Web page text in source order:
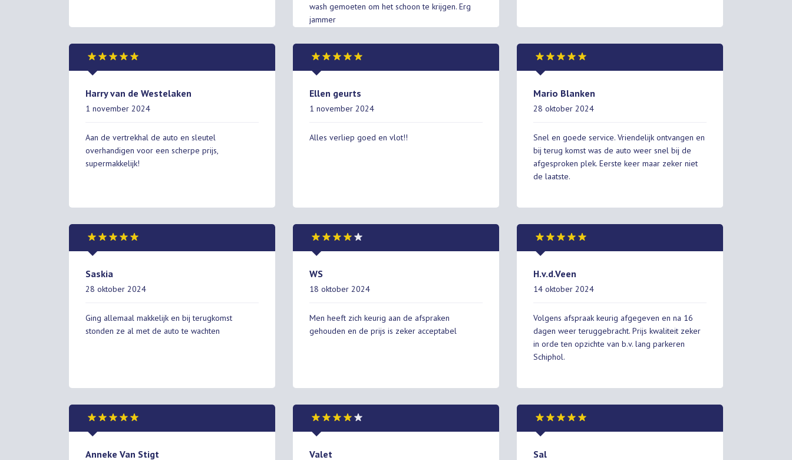
wash gemoeten om het schoon te krijgen. Erg
jammer
Harry van de Westelaken
1 november 2024
Aan de vertrekhal de auto en sleutel
overhandigen voor een scherpe prijs,
supermakkelijk!
Ellen geurts
1 november 2024
Alles verliep goed en vlot!!
Mario Blanken
28 oktober 2024
Snel en goede service. Vriendelijk ontvangen en
bij terug komst was de auto weer snel bij de
afgesproken plek. Eerste keer maar zeker niet
de laatste.
Saskia
28 oktober 2024
Ging allemaal makkelijk en bij terugkomst
stonden ze al met de auto te wachten
WS
18 oktober 2024
Men heeft zich keurig aan de afspraken
gehouden en de prijs is zeker acceptabel
H.v.d.Veen
14 oktober 2024
Volgens afspraak keurig afgegeven en na 16
dagen weer teruggebracht. Prijs kwaliteit zeker
in orde ten opzichte van b.v. lang parkeren
Schiphol.
Anneke Van Stigt Valet Sal